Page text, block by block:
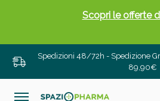
Spedizioni 48/72h - Spedizione
89,90€
Scopri le offerte